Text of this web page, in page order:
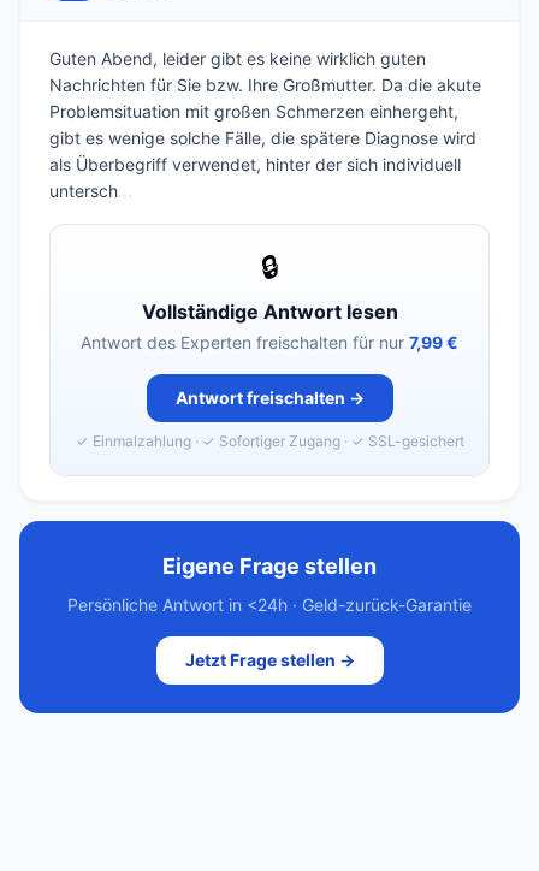
Guten Abend, leider gibt es keine wirklich guten
Nachrichten für Sie bzw. Ihre Großmutter. Da die akute
Problemsituation mit großen Schmerzen einhergeht,
gibt es wenige solche Fälle, die spätere Diagnose wird
als Überbegriff verwendet, hinter der sich individuell
untersch...
🔒
Vollständige Antwort lesen
Antwort des Experten freischalten für nur 7,99 €
Antwort freischalten →
✓ Einmalzahlung · ✓ Sofortiger Zugang · ✓ SSL-gesichert
Eigene Frage stellen
Persönliche Antwort in <24h · Geld-zurück-Garantie
Jetzt Frage stellen →